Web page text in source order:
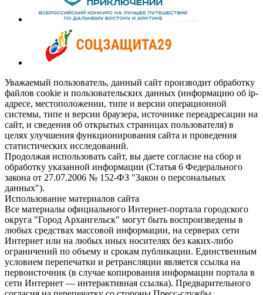
Уважаемый пользователь, данный сайт производит обработку
файлов cookie и пользовательских данных (информацию об ip-
адресе, местоположении, типе и версии операционной
системы, типе и версии браузера, источнике переадресации на
сайт, и сведения об открытых страницах пользователя) в
целях улучшения функционирования сайта и проведения
статистических исследований.
Продолжая использовать сайт, вы даете согласие на сбор и
обработку указанной информации (Статья 6 Федерального
закона от 27.07.2006 № 152-ФЗ "Закон о персональных
данных").
Использование материалов сайта
Все материалы официального Интернет-портала городского
округа "Город Архангельск" могут быть воспроизведены в
любых средствах массовой информации, на серверах сети
Интернет или на любых иных носителях без каких-либо
ограничений по объему и срокам публикации. Единственным
условием перепечатки и ретрансляции является ссылка на
первоисточник (в случае копирования информации портала в
сети Интернет — интерактивная ссылка). Предварительного